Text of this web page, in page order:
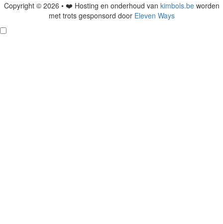
Copyright © 2026 • ❤️ Hosting en onderhoud van kimbols.beworden
met trots gesponsord door Eleven Ways